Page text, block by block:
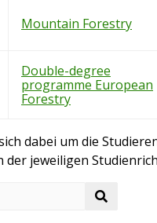
Mountain Forestry
Double-degree
programme European
Forestry
dabei um die
der jeweiligen